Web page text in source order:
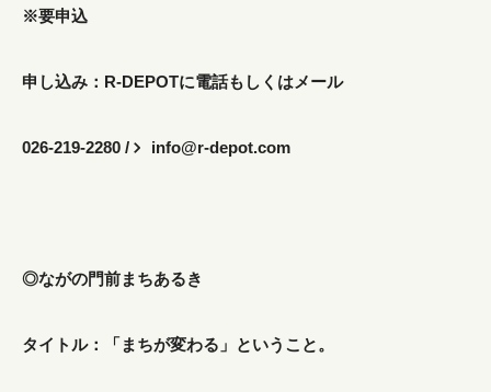
※要申込
申し込み：R-DEPOTに電話もしくはメール
026-219-2280 / info@r-depot.com
◎ながの門前まちあるき
タイトル：「まちが変わる」ということ。